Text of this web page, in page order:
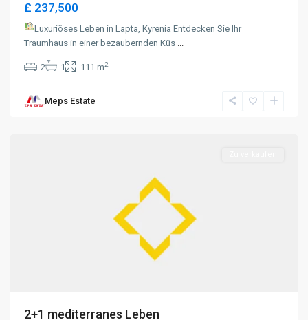
£ 237,500
Luxuriöses Leben in Lapta, Kyrenia Entdecken Sie Ihr
Traumhaus in einer bezaubernden Küs ...
2 1 111 m2
Meps Estate
Alsancak,
2+1 mediterranes Leben